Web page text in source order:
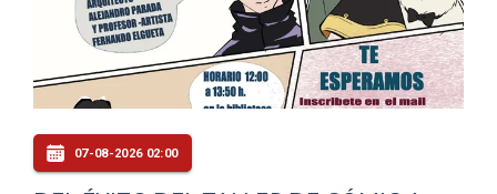
07-08-2026 02:00